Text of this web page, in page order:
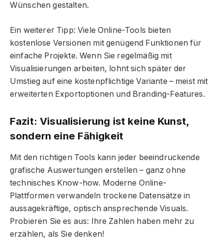
Wünschen gestalten.
Ein weiterer Tipp: Viele Online-Tools bieten
kostenlose Versionen mit genügend Funktionen für
einfache Projekte. Wenn Sie regelmäßig mit
Visualisierungen arbeiten, lohnt sich später der
Umstieg auf eine kostenpflichtige Variante – meist mit
erweiterten Exportoptionen und Branding-Features.
Fazit: Visualisierung ist keine Kunst,
sondern eine Fähigkeit
Mit den richtigen Tools kann jeder beeindruckende
grafische Auswertungen erstellen – ganz ohne
technisches Know-how. Moderne Online-
Plattformen verwandeln trockene Datensätze in
aussagekräftige, optisch ansprechende Visuals.
Probieren Sie es aus: Ihre Zahlen haben mehr zu
erzählen, als Sie denken!